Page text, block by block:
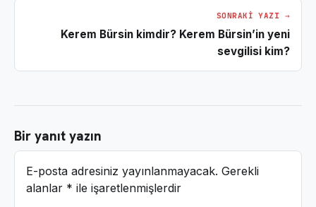
SONRAKI YAZI →
Kerem Bürsin kimdir? Kerem Bürsin’in yeni
sevgilisi kim?
Bir yanıt yazın
E-posta adresiniz yayınlanmayacak. Gerekli
alanlar * ile işaretlenmişlerdir